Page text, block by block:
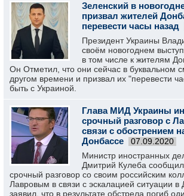
Зеленский в
призвал жителей
перевести часы назад
Президент Украины
своём новогоднем
в том числе к жителям
Он Отметил, что они сейчас в буквальном
другом времени и призвал их "перевести
быть с Украиной.
Глава МИД Украины
срочный разговор с
связи с обострением
Донбассе
07.09.2020
Министр иностранных
Дмитрий Кулеба
срочный разговор со своим российским
Лавровым в связи с эскалацией ситуации
заявил, что в результате обстрела погиб